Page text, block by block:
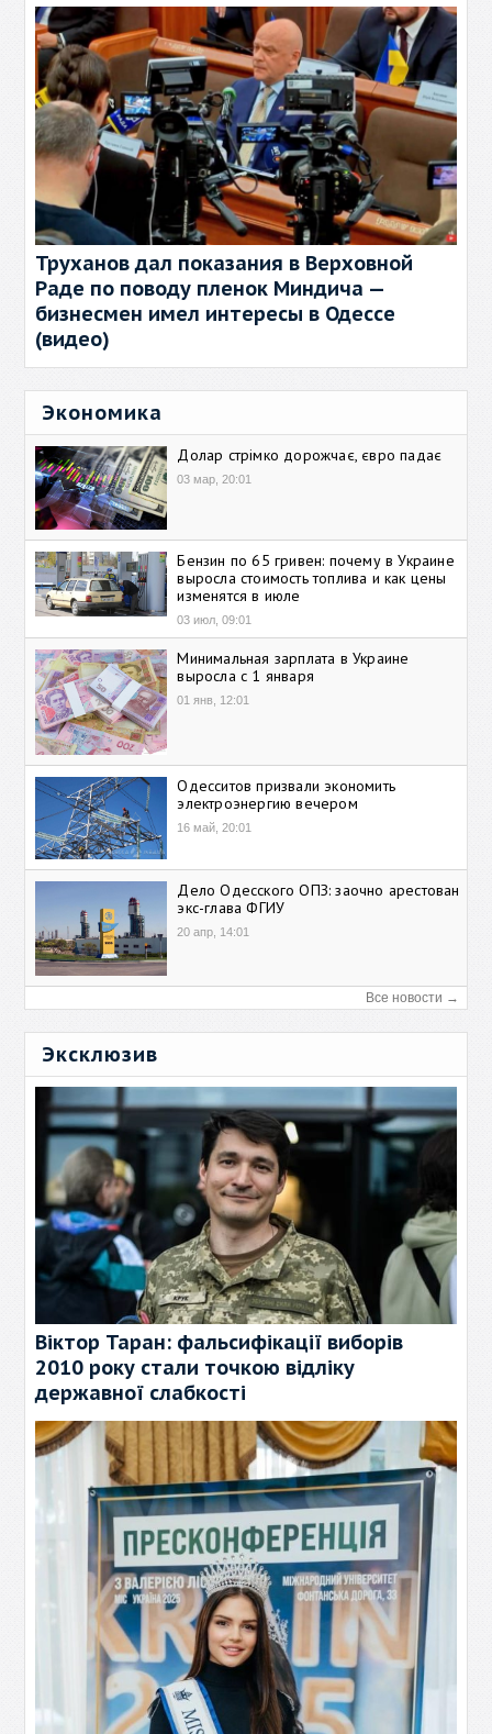
Труханов дал показания в Верховной
Раде по поводу пленок Миндича —
бизнесмен имел интересы в Одессе
(видео)
Экономика
Долар стрімко дорожчає, євро падає
03 мар, 20:01
Бензин по 65 гривен: почему в Украине
выросла стоимость топлива и как цены
изменятся в июле
03 июл, 09:01
Минимальная зарплата в Украине
выросла с 1 января
01 янв, 12:01
Одесситов призвали экономить
электроэнергию вечером
16 май, 20:01
Дело Одесского ОПЗ: заочно арестован
экс-глава ФГИУ
20 апр, 14:01
Все новости →
Эксклюзив
Віктор Таран: фальсифікації виборів
2010 року стали точкою відліку
державної слабкості